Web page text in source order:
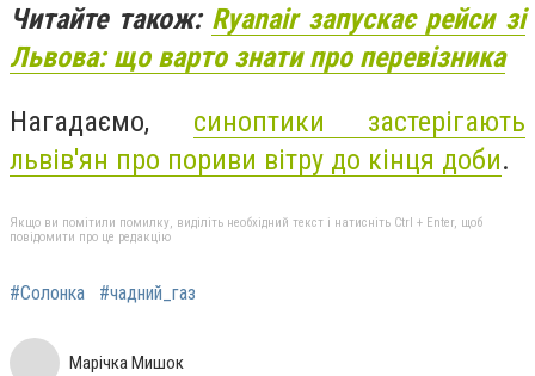
Читайте також: Ryanair запускає рейси зі
Львова: що варто знати про перевізника
Нагадаємо, синоптики застерігають
львів'ян про пориви вітру до кінця доби.
Якщо ви помітили помилку, виділіть необхідний текст і натисніть Ctrl + Enter, щоб
повідомити про це редакцію
#Солонка #чадний_газ
Марічка Мишок